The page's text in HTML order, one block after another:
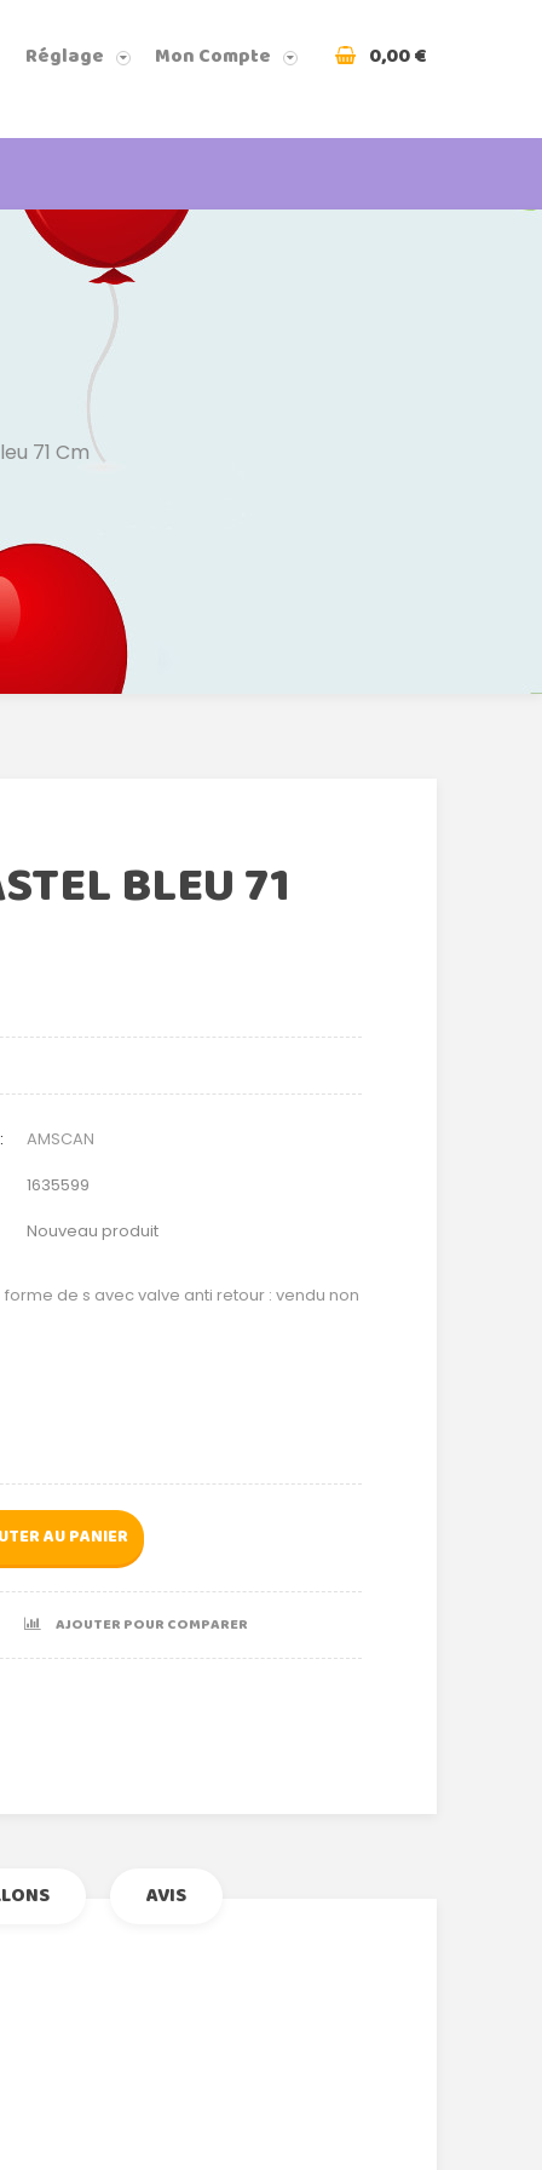
Réglage Mon Compte 0,00 €
71 Cm
BLEU 71
AMSCAN
1635599
Nouveau produit
de s avec valve anti retour : vendu non
AU PANIER
AJOUTER POUR COMPARER
AVIS